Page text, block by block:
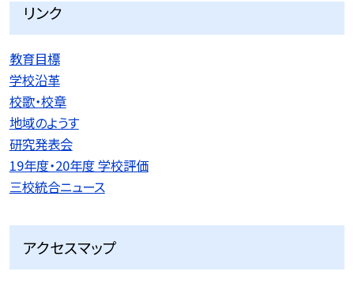
リンク
教育目標
学校沿革
校歌・校章
地域のようす
研究発表会
19年度・20年度 学校評価
三校統合ニュース
アクセスマップ